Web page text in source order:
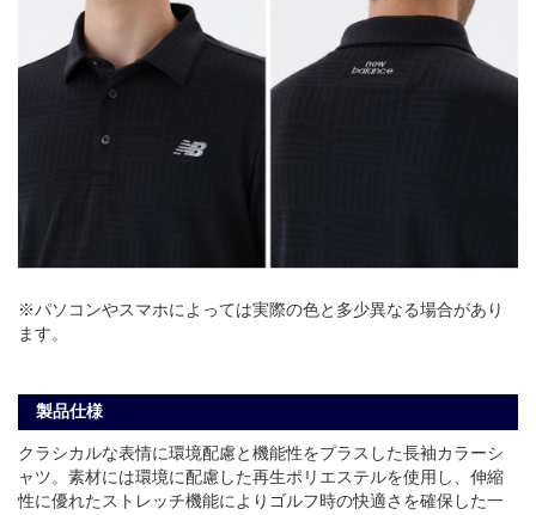
※パソコンやスマホによっては実際の色と多少異なる場合があり
ます。
製品仕様
クラシカルな表情に環境配慮と機能性をプラスした長袖カラーシ
ャツ。素材には環境に配慮した再生ポリエステルを使用し、伸縮
性に優れたストレッチ機能によりゴルフ時の快適さを確保した一